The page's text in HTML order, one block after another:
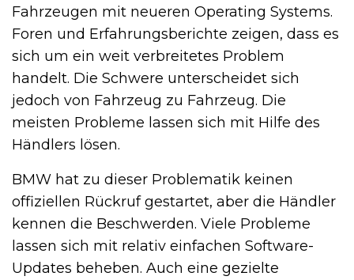
Fahrzeugen mit neueren Operating Systems.
Foren und Erfahrungsberichte zeigen, dass es
sich um ein weit verbreitetes Problem
handelt. Die Schwere unterscheidet sich
jedoch von Fahrzeug zu Fahrzeug. Die
meisten Probleme lassen sich mit Hilfe des
Händlers lösen.
BMW hat zu dieser Problematik keinen
offiziellen Rückruf gestartet, aber die Händler
kennen die Beschwerden. Viele Probleme
lassen sich mit relativ einfachen Software-
Updates beheben. Auch eine gezielte